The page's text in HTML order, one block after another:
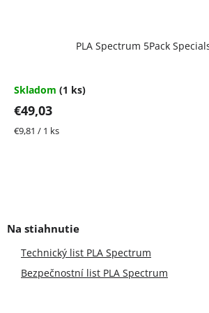
PLA Spectrum 5Pack
Skladom (1 ks)
€49,03
Jednotková
€9,81 / 1 ks
Technický list PLA Spectrum
Bezpečnostní list PLA Spectrum